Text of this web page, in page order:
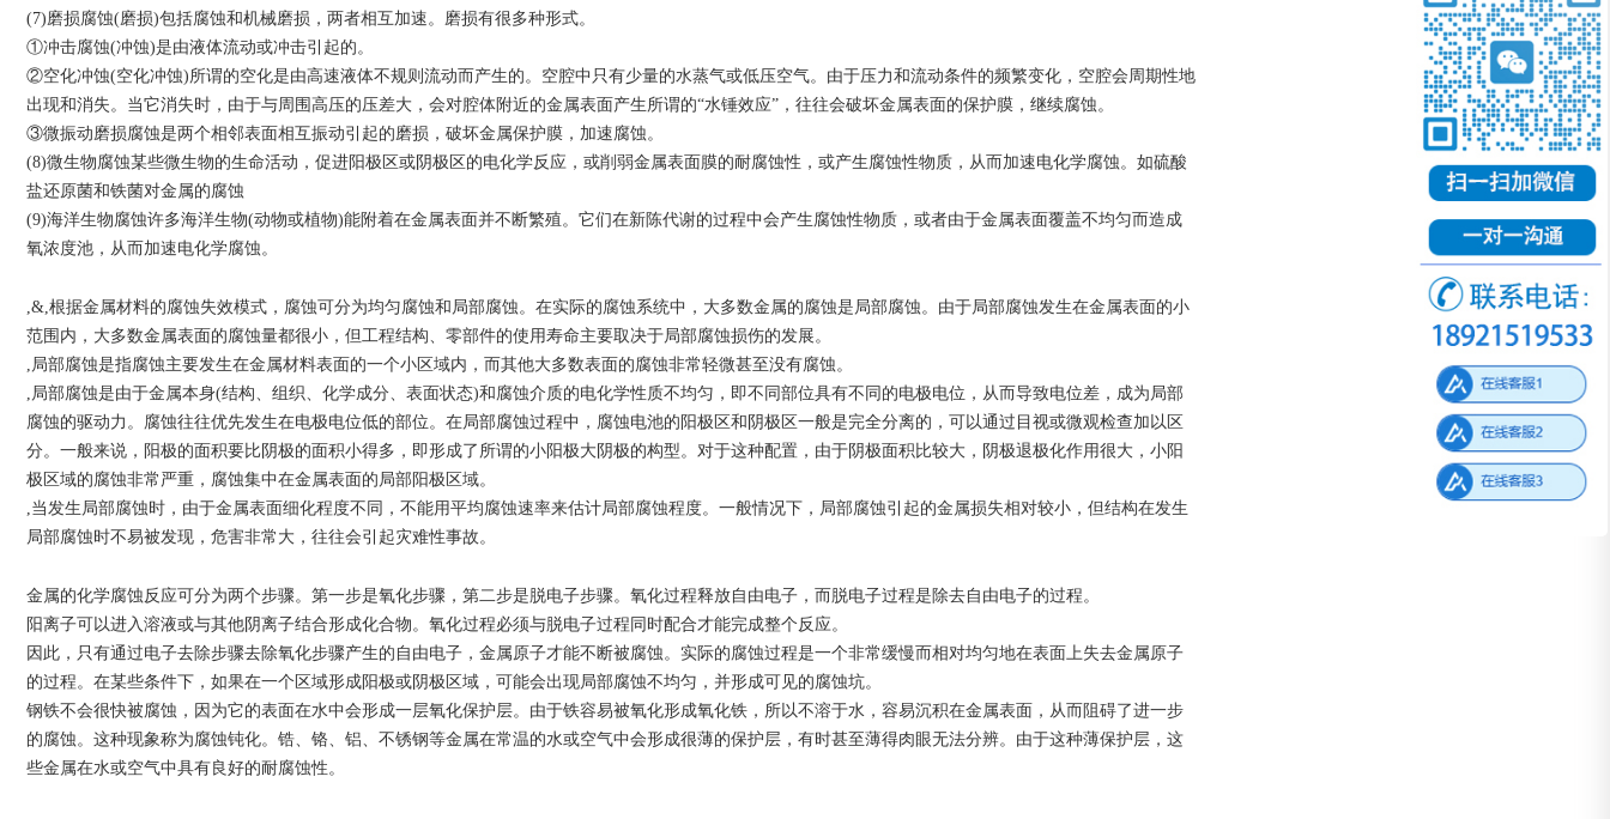
(7)磨损腐蚀(磨损)包括腐蚀和机械磨损，两者相互加速。磨损有很多种形式。
①冲击腐蚀(冲蚀)是由液体流动或冲击引起的。
②空化冲蚀(空化冲蚀)所谓的空化是由高速液体不规则流动而产生的。空腔中只有少量的水蒸气或低压空气。由于压力和流动条件的频繁变化，空腔会周期性地
出现和消失。当它消失时，由于与周围高压的压差大，会对腔体附近的金属表面产生所谓的“水锤效应”，往往会破坏金属表面的保护膜，继续腐蚀。
③微振动磨损腐蚀是两个相邻表面相互振动引起的磨损，破坏金属保护膜，加速腐蚀。
(8)微生物腐蚀某些微生物的生命活动，促进阳极区或阴极区的电化学反应，或削弱金属表面膜的耐腐蚀性，或产生腐蚀性物质，从而加速电化学腐蚀。如硫酸
盐还原菌和铁菌对金属的腐蚀
(9)海洋生物腐蚀许多海洋生物(动物或植物)能附着在金属表面并不断繁殖。它们在新陈代谢的过程中会产生腐蚀性物质，或者由于金属表面覆盖不均匀而造成
氧浓度池，从而加速电化学腐蚀。
,&,根据金属材料的腐蚀失效模式，腐蚀可分为均匀腐蚀和局部腐蚀。在实际的腐蚀系统中，大多数金属的腐蚀是局部腐蚀。由于局部腐蚀发生在金属表面的小
范围内，大多数金属表面的腐蚀量都很小，但工程结构、零部件的使用寿命主要取决于局部腐蚀损伤的发展。
,局部腐蚀是指腐蚀主要发生在金属材料表面的一个小区域内，而其他大多数表面的腐蚀非常轻微甚至没有腐蚀。
,局部腐蚀是由于金属本身(结构、组织、化学成分、表面状态)和腐蚀介质的电化学性质不均匀，即不同部位具有不同的电极电位，从而导致电位差，成为局部
腐蚀的驱动力。腐蚀往往优先发生在电极电位低的部位。在局部腐蚀过程中，腐蚀电池的阳极区和阴极区一般是完全分离的，可以通过目视或微观检查加以区
分。一般来说，阳极的面积要比阴极的面积小得多，即形成了所谓的小阳极大阴极的构型。对于这种配置，由于阴极面积比较大，阴极退极化作用很大，小阳
极区域的腐蚀非常严重，腐蚀集中在金属表面的局部阳极区域。
,当发生局部腐蚀时，由于金属表面细化程度不同，不能用平均腐蚀速率来估计局部腐蚀程度。一般情况下，局部腐蚀引起的金属损失相对较小，但结构在发生
局部腐蚀时不易被发现，危害非常大，往往会引起灾难性事故。
金属的化学腐蚀反应可分为两个步骤。第一步是氧化步骤，第二步是脱电子步骤。氧化过程释放自由电子，而脱电子过程是除去自由电子的过程。
阳离子可以进入溶液或与其他阴离子结合形成化合物。氧化过程必须与脱电子过程同时配合才能完成整个反应。
因此，只有通过电子去除步骤去除氧化步骤产生的自由电子，金属原子才能不断被腐蚀。实际的腐蚀过程是一个非常缓慢而相对均匀地在表面上失去金属原子
的过程。在某些条件下，如果在一个区域形成阳极或阴极区域，可能会出现局部腐蚀不均匀，并形成可见的腐蚀坑。
钢铁不会很快被腐蚀，因为它的表面在水中会形成一层氧化保护层。由于铁容易被氧化形成氧化铁，所以不溶于水，容易沉积在金属表面，从而阻碍了进一步
的腐蚀。这种现象称为腐蚀钝化。锆、铬、铝、不锈钢等金属在常温的水或空气中会形成很薄的保护层，有时甚至薄得肉眼无法分辨。由于这种薄保护层，这
些金属在水或空气中具有良好的耐腐蚀性。